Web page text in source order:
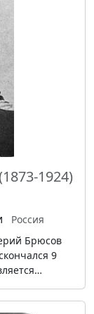
1924)
Россия
Брюсов
9